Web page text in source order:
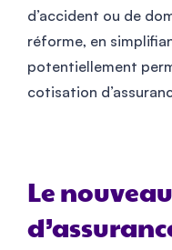
d’accident ou de
réforme, en
potentiellement
cotisation
Le